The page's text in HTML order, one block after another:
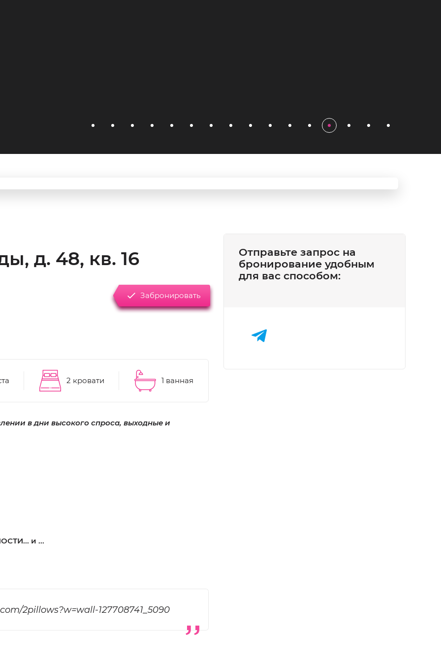
д. 48, кв. 16
Забронировать
2 кровати 1 ванная
в дни высокого спроса, выходные и
и ...
2pillows?w=wall-127708741_5090
Отправьте запрос на
бронирование удобным
для вас способом: